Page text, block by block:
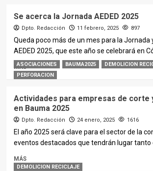
Se acerca la Jornada AEDED 2025
Dpto. Redacción 11 febrero, 2025 897
Queda poco más de un mes para la Jornada
AEDED 2025, que este año se celebrará en
MÁS
ASOCIACIONES BAUMA2025
DEMOLICION
PERFORACION
Actividades para empresas de corte
en Bauma 2025
Dpto. Redacción 24 enero, 2025 1616
El año 2025 será clave para el sector de la
eventos destacados que tendrán lugar tanto
MÁS
DEMOLICION RECICLAJE